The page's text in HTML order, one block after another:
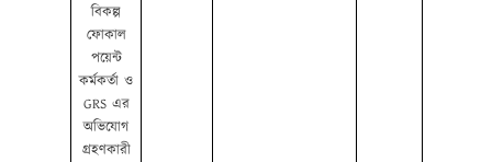
বিকল্প
ফোকাল
পয়েন্ট
কর্মকর্তা ও
GRS এর
অভিযোগ
গ্রহণকারী